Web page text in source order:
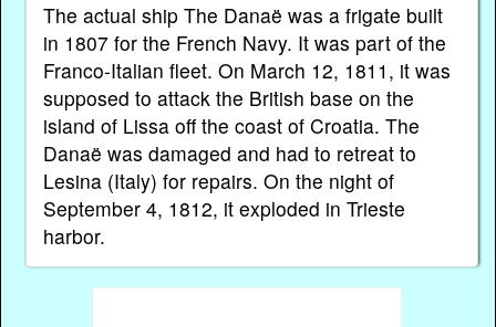
The actual ship The Danaë was a frigate built
in 1807 for the French Navy. It was part of the
Franco-Italian fleet. On March 12, 1811, it was
supposed to attack the British base on the
island of Lissa off the coast of Croatia. The
Danaë was damaged and had to retreat to
Lesina (Italy) for repairs. On the night of
September 4, 1812, it exploded in Trieste
harbor.